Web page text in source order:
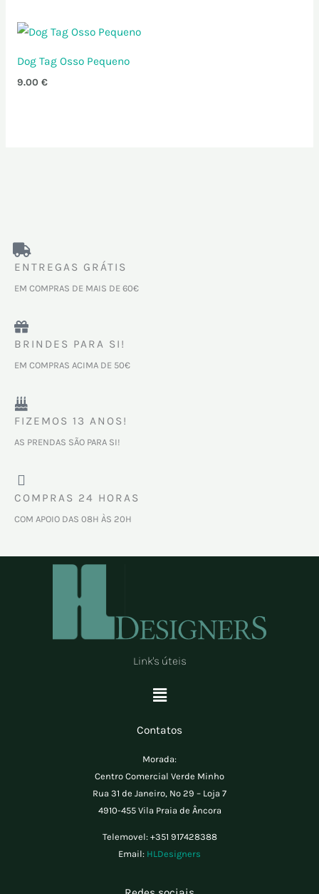
Dog Tag Osso Pequeno
9.00 €
ENTREGAS GRÁTIS
EM COMPRAS DE MAIS DE 60€
BRINDES PARA SI!
EM COMPRAS ACIMA DE 50€
FIZEMOS 13 ANOS!
AS PRENDAS SÃO PARA SI!
COMPRAS 24 HORAS
COM APOIO DAS 08H ÀS 20H
Link's úteis
Menu
Contatos
Morada:
Centro Comercial Verde Minho
Rua 31 de Janeiro, Nº 29 – Loja 7
4910-455 Vila Praia de Âncora
Telemovel: +351 917428388
Email: HLDesigners